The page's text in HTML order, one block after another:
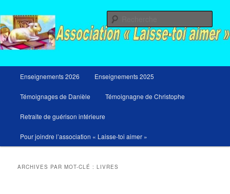
au
contenu
principal
au
contenu
secondaire
principal
Enseignements 2026 Enseignements 2025
Témoignages de Danièle Témoignagne de Christophe
Retraite de guérison intérieure
Pour joindre l’association « Laisse-toi aimer »
ARCHIVES PAR MOT-CLÉ :LIVRES